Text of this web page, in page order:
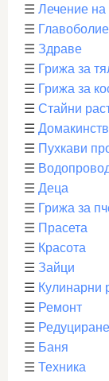
☰ Лечение
☰ Главоболие
☰ Здраве
☰ Грижа за
☰ Грижа за
☰ Стайни
☰
☰ Пухкави
☰
☰ Деца
☰ Грижа за
☰ Прасета
☰ Красота
☰ Зайци
☰ Кулинарни
☰ Ремонт
☰
☰ Баня
☰ Техника